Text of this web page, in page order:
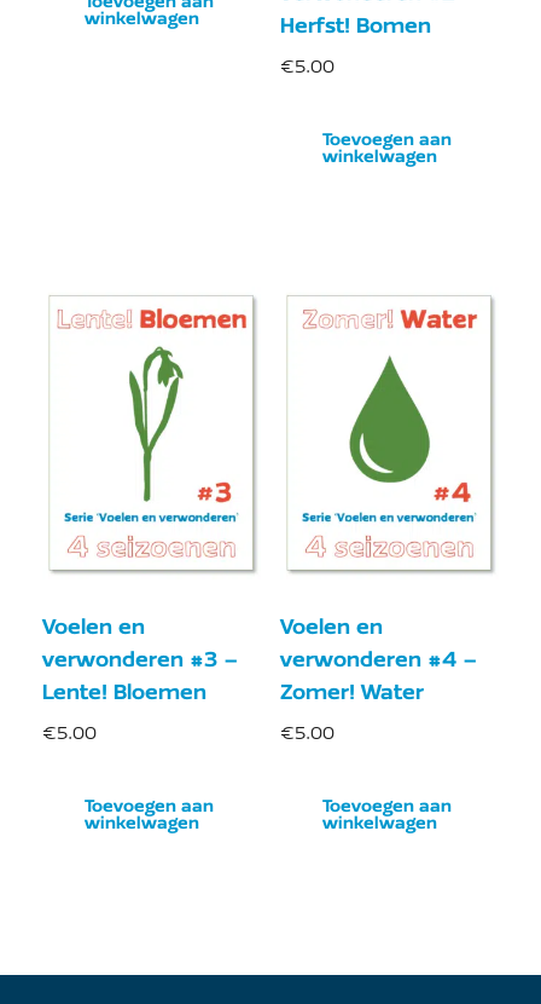
winkelwagen
Herfst! Bomen
€5.00
Toevoegen aan
winkelwagen
Voelen en
verwonderen #3 –
Lente! Bloemen
€5.00
Toevoegen aan
winkelwagen
Voelen en
verwonderen #4 –
Zomer! Water
€5.00
Toevoegen aan
winkelwagen